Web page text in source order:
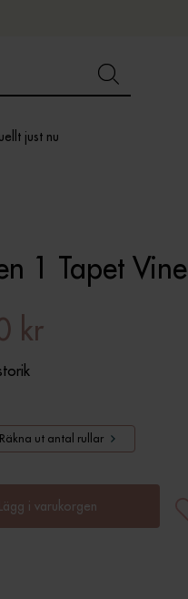
just nu
1 Tapet Vine
kr
Räkna ut antal rullar
i varukorgen